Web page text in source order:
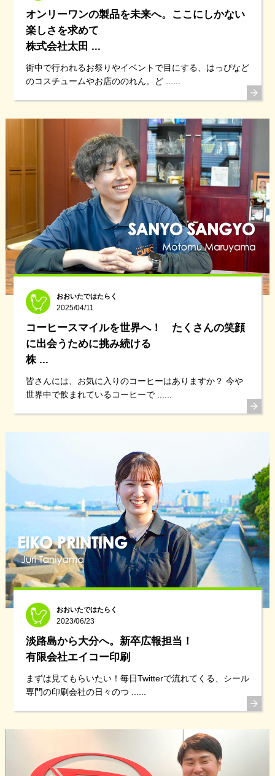
オンリーワンの製品を未来へ。ここにしかない
楽しさを求めて
株式会社太田 ...
街中で行われるお祭りやイベントで目にする、はっぴなど
のコスチュームやお店ののれん。ど ......
おおいたではたらく
2025/04/11
コーヒースマイルを世界へ！ たくさんの笑顔
に出会うために挑み続ける
株 ...
皆さんには、お気に入りのコーヒーはありますか？ 今や
世界中で飲まれているコーヒーで ......
おおいたではたらく
2023/06/23
淡路島から大分へ。新卒広報担当！
有限会社エイコー印刷
まずは見てもらいたい！毎日Twitterで流れてくる、シール
専門の印刷会社の日々のつ ......